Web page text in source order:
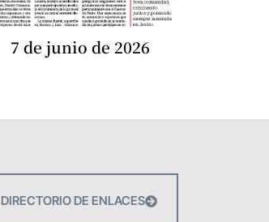
7 de junio de 2026
DIRECTORIO DE ENLACES